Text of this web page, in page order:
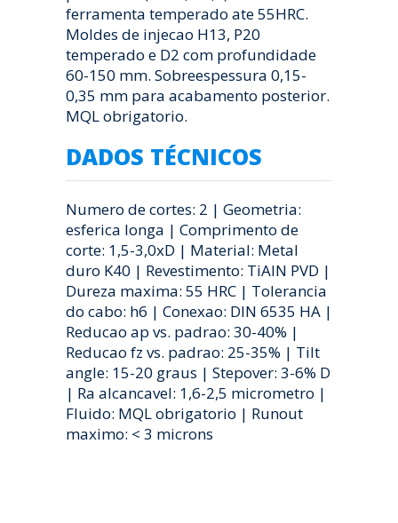
ferramenta temperado ate 55HRC.
Moldes de injecao H13, P20
temperado e D2 com profundidade
60-150 mm. Sobreespessura 0,15-
0,35 mm para acabamento posterior.
MQL obrigatorio.
DADOS TÉCNICOS
Numero de cortes: 2 | Geometria:
esferica longa | Comprimento de
corte: 1,5-3,0xD | Material: Metal
duro K40 | Revestimento: TiAlN PVD |
Dureza maxima: 55 HRC | Tolerancia
do cabo: h6 | Conexao: DIN 6535 HA |
Reducao ap vs. padrao: 30-40% |
Reducao fz vs. padrao: 25-35% | Tilt
angle: 15-20 graus | Stepover: 3-6% D
| Ra alcancavel: 1,6-2,5 micrometro |
Fluido: MQL obrigatorio | Runout
maximo: < 3 microns